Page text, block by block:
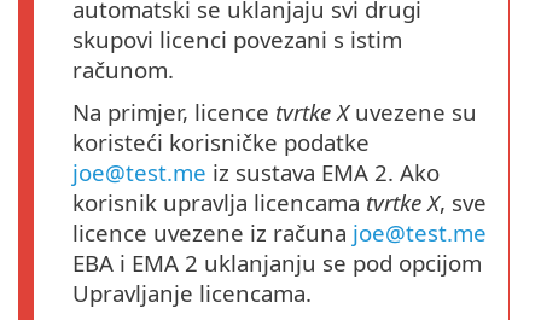
automatski se uklanjaju svi drugi
skupovi licenci povezani s istim
računom.
Na primjer, licence tvrtke Xuvezene su
koristeći korisničke podatke
joe@test.me iz sustava EMA 2. Ako
korisnik upravlja licencama tvrtke X, sve
licence uvezene iz računa joe@test.me
EBA i EMA 2 uklanjanju se pod opcijom
Upravljanje licencama.